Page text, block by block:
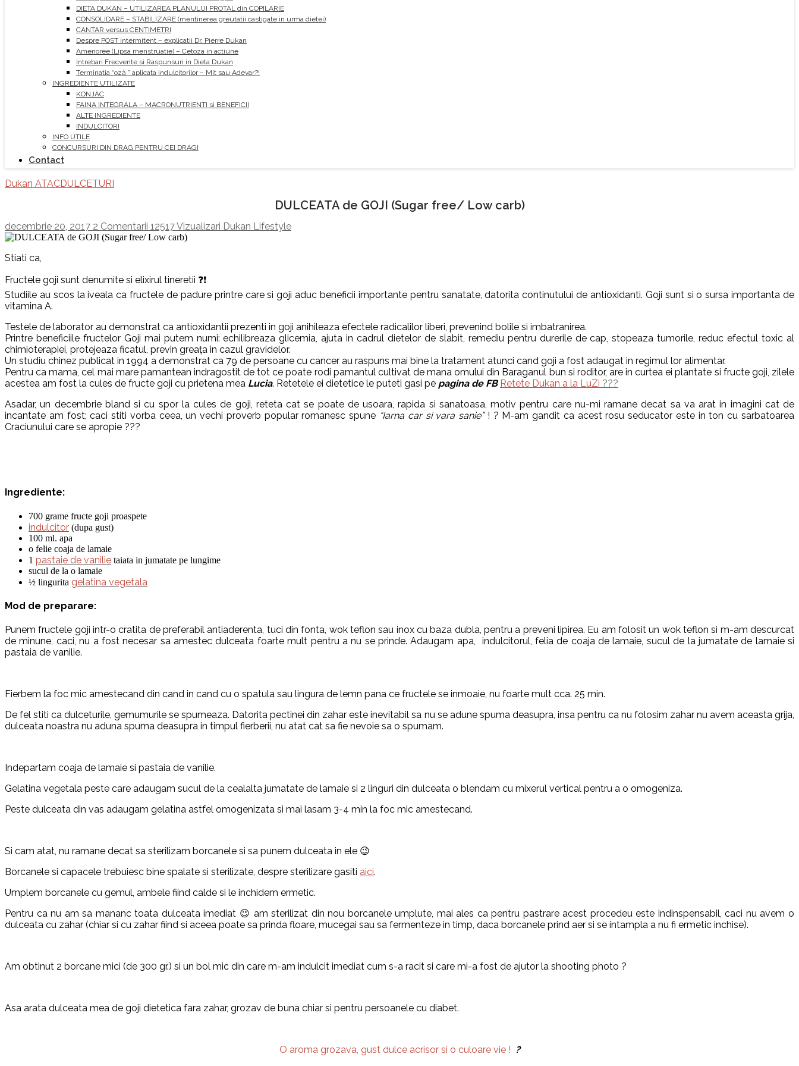
DIETA DUKAN – UTILIZAREA PLANULUI PROTAL din COPILARIE
CONSOLIDARE – STABILIZARE (mentinerea greutatii castigate in urma dietei)
CANTAR versus CENTIMETRI
Despre POST intermitent – explicatii Dr. Pierre Dukan
Amenoree (Lipsa menstruatie) – Cetoza in actiune
Intrebari Frecvente si Raspunsuri in Dieta Dukan
Terminatia “oză ” aplicata indulcitorilor – Mit sau Adevar?!
INGREDIENTE UTILIZATE
KONJAC
FAINA INTEGRALA – MACRONUTRIENTI si BENEFICII
ALTE INGREDIENTE
INDULCITORI
INFO UTILE
CONCURSURI DIN DRAG PENTRU CEI DRAGI
Contact
Dukan ATACDULCETURI
DULCEATA de GOJI (Sugar free/ Low carb)
decembrie 20, 2017 2 Comentarii 12517 Vizualizari Dukan Lifestyle
Stiati ca,
Fructele goji sunt denumite si elixirul tineretii ❓❗
Studiile au scos la iveala ca fructele de padure printre care si goji aduc beneficii importante pentru sanatate, datorita continutului de antioxidanti. Goji sunt si o sursa importanta de
vitamina A.
Testele de laborator au demonstrat ca antioxidantii prezenti in goji anihileaza efectele radicalilor liberi, prevenind bolile si imbatranirea.
Printre beneficiile fructelor Goji mai putem numi: echilibreaza glicemia, ajuta in cadrul dietelor de slabit, remediu pentru durerile de cap, stopeaza tumorile, reduc efectul toxic al
chimioterapiei, protejeaza ficatul, previn greaţa in cazul gravidelor.
Un studiu chinez publicat in 1994 a demonstrat ca 79 de persoane cu cancer au raspuns mai bine la tratament atunci cand goji a fost adaugat in regimul lor alimentar.
Pentru ca mama, cel mai mare pamantean indragostit de tot ce poate rodi pamantul cultivat de mana omului din Baraganul bun si roditor, are in curtea ei plantate si fructe goji, zilele
acestea am fost la cules de fructe goji cu prietena mea Lucia. Retetele ei dietetice le puteti gasi pe pagina de FB Retete Dukan a la LuZi ???
Asadar, un decembrie bland si cu spor la cules de goji, reteta cat se poate de usoara, rapida si sanatoasa, motiv pentru care nu-mi ramane decat sa va arat in imagini cat de
incantate am fost; caci stiti vorba ceea, un vechi proverb popular romanesc spune “Iarna car si vara sanie”! ? M-am gandit ca acest rosu seducator este in ton cu sarbatoarea
Craciunului care se apropie ???
Ingrediente:
700 grame fructe goji proaspete
indulcitor (dupa gust)
100 ml. apa
o felie coaja de lamaie
1 pastaie de vanilie taiata in jumatate pe lungime
sucul de la o lamaie
½ lingurita gelatina vegetala
Mod de preparare:
Punem fructele goji intr-o cratita de preferabil antiaderenta, tuci din fonta, wok teflon sau inox cu baza dubla, pentru a preveni lipirea. Eu am folosit un wok teflon si m-am descurcat
de minune, caci, nu a fost necesar sa amestec dulceata foarte mult pentru a nu se prinde. Adaugam apa, indulcitorul, felia de coaja de lamaie, sucul de la jumatate de lamaie si
pastaia de vanilie.
Fierbem la foc mic amestecand din cand in cand cu o spatula sau lingura de lemn pana ce fructele se inmoaie, nu foarte mult cca. 25 min.
De fel stiti ca dulceturile, gemumurile se spumeaza. Datorita pectinei din zahar este inevitabil sa nu se adune spuma deasupra, insa pentru ca nu folosim zahar nu avem aceasta grija,
dulceata noastra nu aduna spuma deasupra in timpul fierberii, nu atat cat sa fie nevoie sa o spumam.
Indepartam coaja de lamaie si pastaia de vanilie.
Gelatina vegetala peste care adaugam sucul de la cealalta jumatate de lamaie si 2 linguri din dulceata o blendam cu mixerul vertical pentru a o omogeniza.
Peste dulceata din vas adaugam gelatina astfel omogenizata si mai lasam 3-4 min la foc mic amestecand.
Si cam atat, nu ramane decat sa sterilizam borcanele si sa punem dulceata in ele 😉
Borcanele si capacele trebuiesc bine spalate si sterilizate, despre sterilizare gasiti aici.
Umplem borcanele cu gemul, ambele fiind calde si le inchidem ermetic.
Pentru ca nu am sa mananc toata dulceata imediat 😉 am sterilizat din nou borcanele umplute, mai ales ca pentru pastrare acest procedeu este indinspensabil, caci nu avem o
dulceata cu zahar (chiar si cu zahar fiind si aceea poate sa prinda floare, mucegai sau sa fermenteze in timp, daca borcanele prind aer si se intampla a nu fi ermetic inchise).
Am obtinut 2 borcane mici (de 300 gr.) si un bol mic din care m-am indulcit imediat cum s-a racit si care mi-a fost de ajutor la shooting photo ?
Asa arata dulceata mea de goji dietetica fara zahar, grozav de buna chiar si pentru persoanele cu diabet.
O aroma grozava, gust dulce acrisor si o culoare vie ! ?